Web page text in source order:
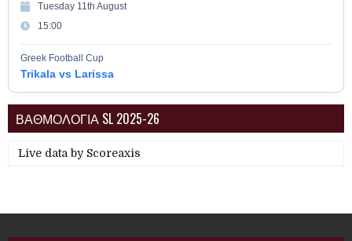
Tuesday 11th August
15:00
Greek Football Cup
Trikala vs Larissa
ΒΑΘΜΟΛΟΓΙΑ SL 2025-26
Live data by Scoreaxis